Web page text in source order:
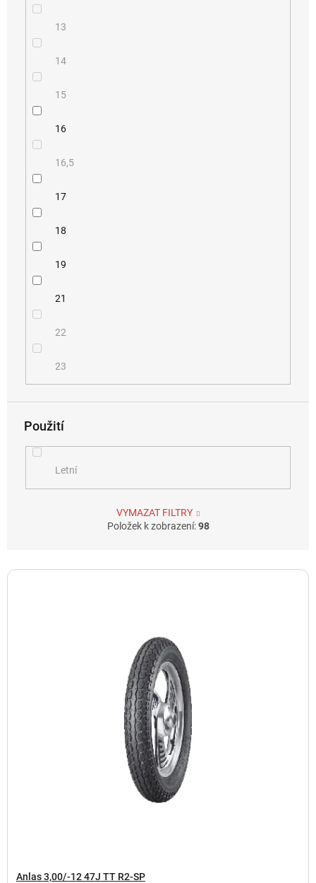
13
14
15
16
16,5
17
18
19
21
22
23
Použití
Letní
VYMAZAT FILTRY
Položek k zobrazení:98
V
Anlas 3,00/-12 47J TT R2-SP